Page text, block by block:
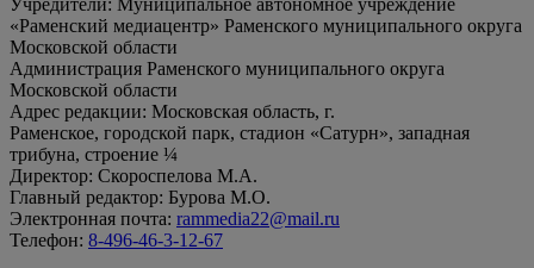
«Раменский медиацентр» Раменского муниципального округа
Московской области
Администрация Раменского муниципального округа
Московской области
Адрес редакции: Московская область, г.
Раменское, городской парк, стадион «Сатурн», западная
трибуна, строение ¼
Директор: Скороспелова М.А.
Главный редактор: Бурова М.О.
Электронная почта: rammedia22@mail.ru
Телефон: 8-496-46-3-12-67